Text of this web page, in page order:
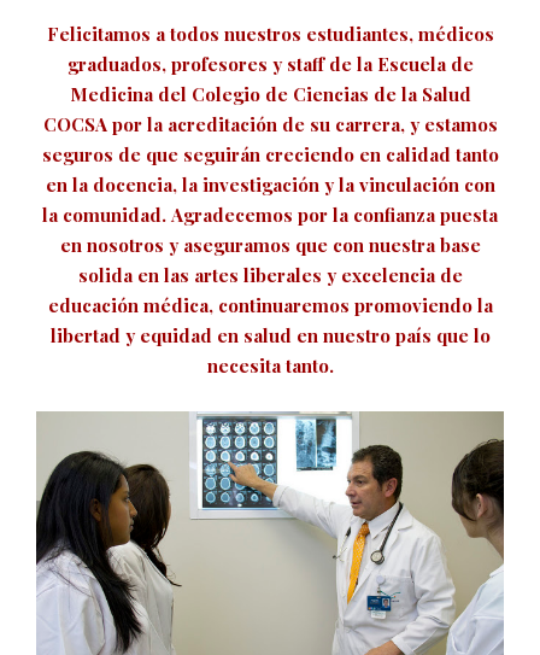
Felicitamos a todos nuestros estudiantes, médicos
graduados, profesores y staff de la Escuela de
Medicina del Colegio de Ciencias de la Salud
COCSA por la acreditación de su carrera, y estamos
seguros de que seguirán creciendo en calidad tanto
en la docencia, la investigación y la vinculación con
la comunidad. Agradecemos por la confianza puesta
en nosotros y aseguramos que con nuestra base
solida en las artes liberales y excelencia de
educación médica, continuaremos promoviendo la
libertad y equidad en salud en nuestro país que lo
necesita tanto.